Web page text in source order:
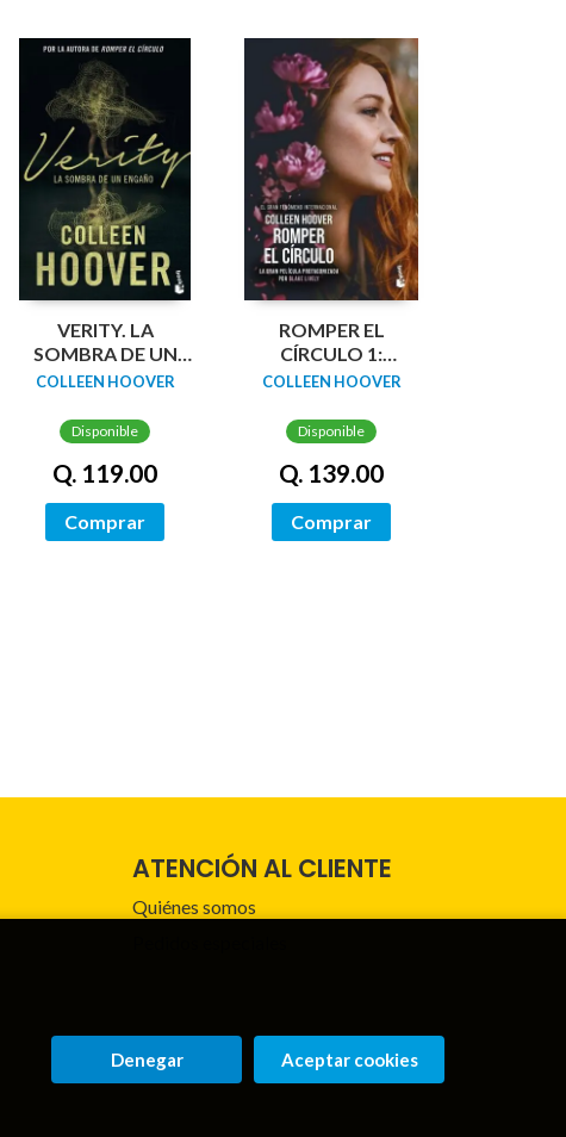
VERITY. LA
SOMBRA DE UN
ENGAÑO
COLLEEN HOOVER
Disponible
Q. 119.00
Comprar
ROMPER EL
CÍRCULO 1:
ROMPER EL
WITH US) (TIE-IN)
COLLEEN HOOVER
Disponible
Q. 139.00
Comprar
ATENCIÓN AL CLIENTE
Quiénes somos
Denegar Aceptar cookies